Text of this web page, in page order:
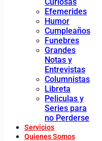
Efemerides
Humor
Cumpleaños
Funebres
Grandes
Notas y
Entrevistas
Columnistas
Libreta
Peliculas y
Series para
no Perderse
Servicios
Quienes Somos